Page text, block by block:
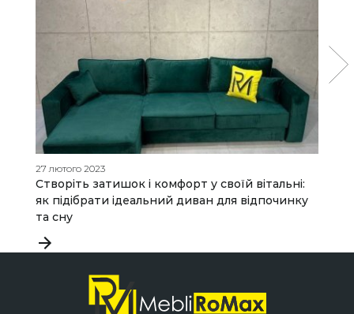
27 лютого 2023
Створіть затишок і комфорт у своїй вітальні:
як підібрати ідеальний диван для відпочинку
та сну